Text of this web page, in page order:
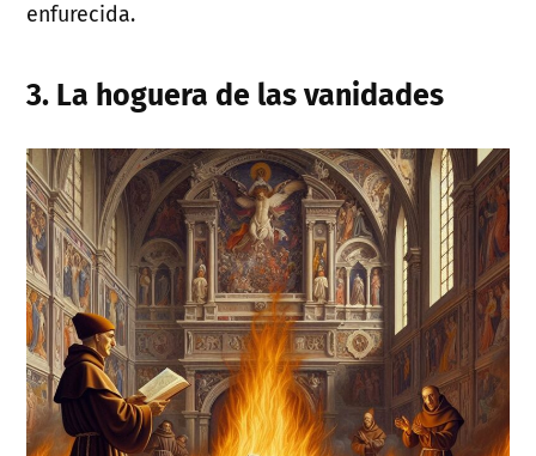
enfurecida.
3. La hoguera de las vanidades